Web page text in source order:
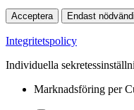
Acceptera Endast
Integritetspolicy
Individuella
Marknadsföring per